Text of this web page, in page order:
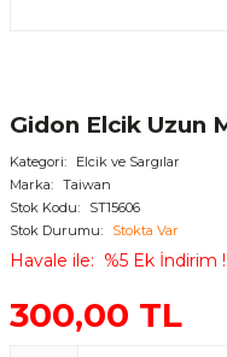
Gidon Elcik Uzun
Kategori
Elcik ve Sargılar
Marka
Taiwan
Stok Kodu
ST15606
Stok Durumu
Stokta Var
Havale ile %5 Ek İndirim !
300,00 TL